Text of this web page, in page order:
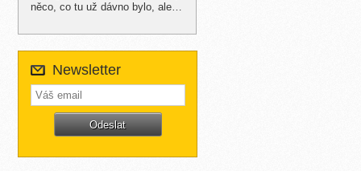
něco, co tu už dávno bylo, ale…
Newsletter